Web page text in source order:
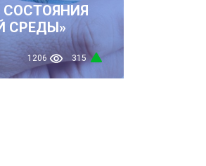
СОСТОЯНИЯ
СРЕДЫ»
1206 315